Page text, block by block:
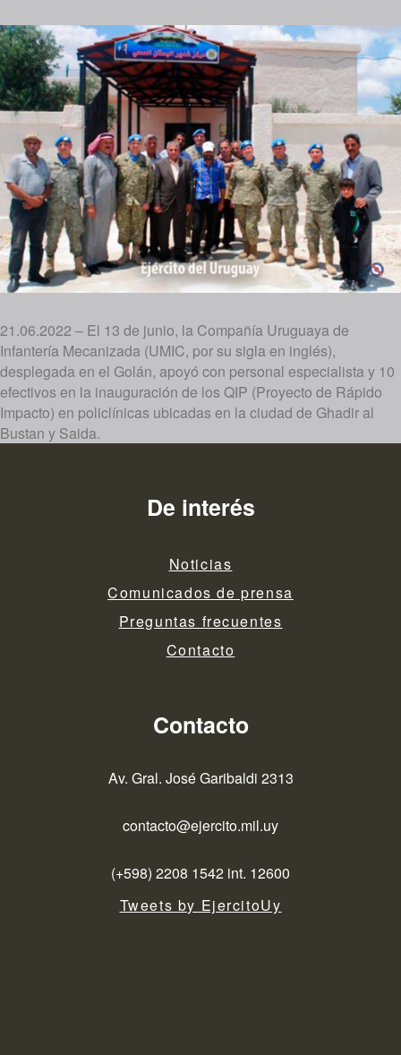
21.06.2022 – El 13 de junio, la Compañía Uruguaya de
Infantería Mecanizada (UMIC, por su sigla en inglés),
desplegada en el Golán, apoyó con personal especialista y 10
efectivos en la inauguración de los QIP (Proyecto de Rápido
Impacto) en policlínicas ubicadas en la ciudad de Ghadir al
Bustan y Saida.
De interés
Noticias
Comunicados de prensa
Preguntas frecuentes
Contacto
Contacto
Av. Gral. José Garibaldi 2313
contacto@ejercito.mil.uy
(+598) 2208 1542 int. 12600
Tweets by EjercitoUy